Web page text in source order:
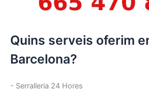
Quins serveis oferim
Barcelona?
- Serralleria 24 Hores